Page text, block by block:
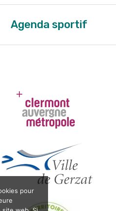
Agenda sportif
pour